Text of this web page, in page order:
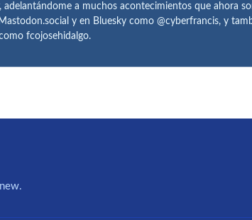
adelantándome a muchos acontecimientos que ahora
y en Bluesky como @cyberfrancis, y
fcojosehidalgo.